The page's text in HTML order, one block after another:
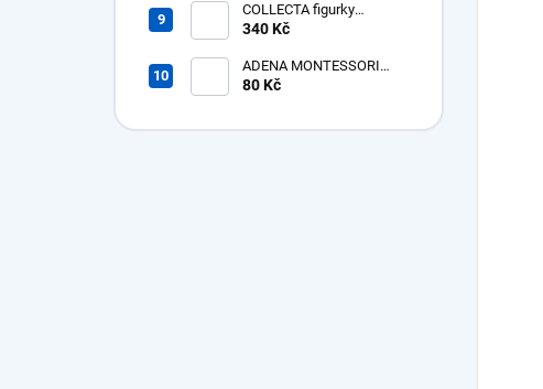
COLLECTA figurky
Prehistorická zvířata v
340 Kč
ADENA MONTESSORI
Bavlněná žínka bez poutka
80 Kč